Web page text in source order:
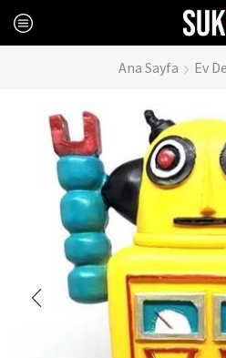
Ana Sayfa Ev